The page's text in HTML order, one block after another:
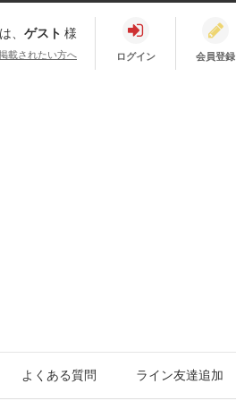
、 ゲスト 様
載されたい方へ ログイン 会員登録
よくある質問 ライン友達追加